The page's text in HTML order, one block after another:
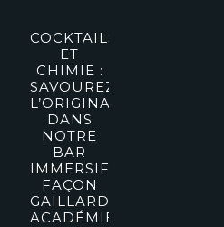
COCKTAILS
ET
CHIMIE :
SAVOUREZ
L’ORIGINALITÉ
DANS
NOTRE
BAR
IMMERSIF
FAÇON
GAILLARD
ACADÉMIE